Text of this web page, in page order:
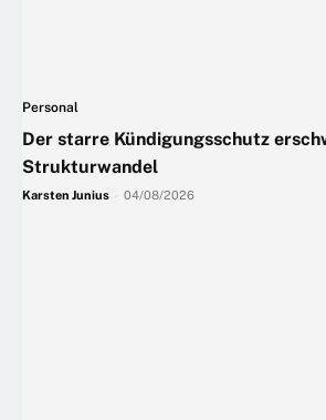
Personal
Der starre Kündigungsschutz
Strukturwandel
Karsten Junius 04/08/2026